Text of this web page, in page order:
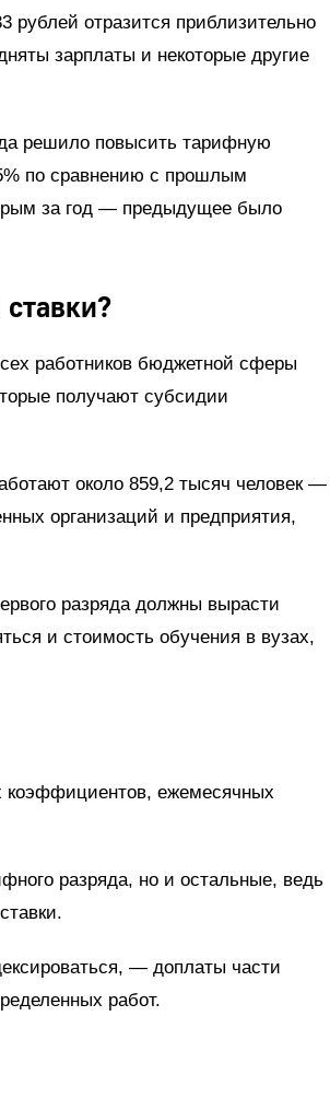
рублей отразится приблизительно
зарплаты и некоторые другие
решило повысить тарифную
по сравнению с прошлым
за год — предыдущее было
работников бюджетной сферы
получают субсидии
около 859,2 тысяч человек —
организаций и предприятия,
разряда должны вырасти
и стоимость обучения в вузах,
ежемесячных
разряда, но и остальные, ведь
— доплаты части
работ.